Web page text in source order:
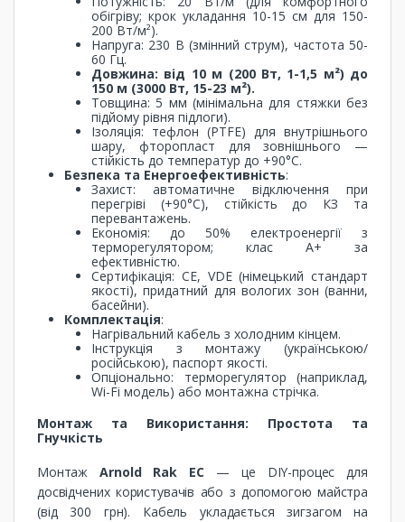
обігріву; крок укладання 10-15 см для 150-
200 Вт/м²).
Напруга: 230 В (змінний струм), частота 50-
60 Гц.
Довжина: від 10 м (200 Вт, 1-1,5 м²) до
150 м (3000 Вт, 15-23 м²).
Товщина: 5 мм (мінімальна для стяжки без
підйому рівня підлоги).
Ізоляція: тефлон (PTFE) для внутрішнього
шару, фторопласт для зовнішнього —
стійкість до температур до +90°C.
Безпека та Енергоефективність:
Захист: автоматичне відключення при
перегріві (+90°C), стійкість до КЗ та
перевантажень.
Економія: до 50% електроенергії з
терморегулятором; клас A+ за
ефективністю.
Сертифікація: CE, VDE (німецький стандарт
якості), придатний для вологих зон (ванни,
басейни).
Комплектація:
Нагрівальний кабель з холодним кінцем.
Інструкція з монтажу (українською/
російською), паспорт якості.
Опціонально: терморегулятор (наприклад,
Wi-Fi модель) або монтажна стрічка.
Монтаж та Використання: Простота та
Гнучкість
МонтажArnold Rak EC— це DIY-процес для
досвідчених користувачів або з допомогою майстра
(від 300 грн). Кабель укладається зигзагом на